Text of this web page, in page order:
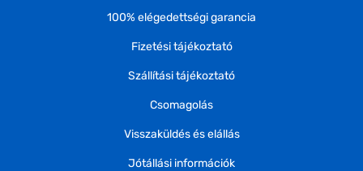
100% elégedettségi garancia
Fizetési tájékoztató
Szállítási tájékoztató
Csomagolás
Visszaküldés és elállás
Jótállási információk